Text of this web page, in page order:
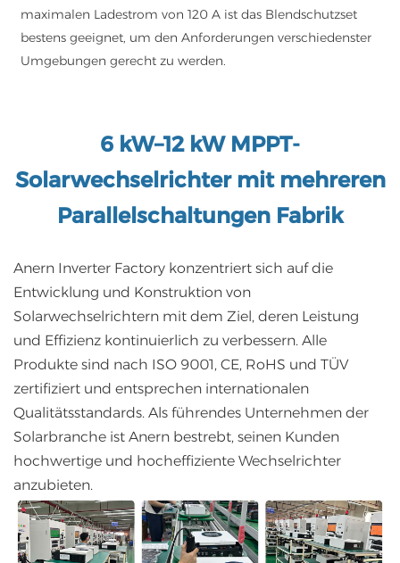
maximalen Ladestrom von 120 A ist das Blendschutzset
bestens geeignet, um den Anforderungen verschiedenster
Umgebungen gerecht zu werden.
6 kW–12 kW MPPT-
Solarwechselrichter mit mehreren
Parallelschaltungen Fabrik
Anern Inverter Factory konzentriert sich auf die
Entwicklung und Konstruktion von
Solarwechselrichtern mit dem Ziel, deren Leistung
und Effizienz kontinuierlich zu verbessern. Alle
Produkte sind nach ISO 9001, CE, RoHS und TÜV
zertifiziert und entsprechen internationalen
Qualitätsstandards. Als führendes Unternehmen der
Solarbranche ist Anern bestrebt, seinen Kunden
hochwertige und hocheffiziente Wechselrichter
anzubieten.